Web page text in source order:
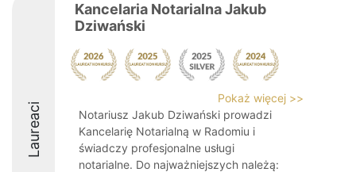
Laureaci
Kancelaria Notarialna Jakub
Dziwański
Pokaż więcej >>
Notariusz Jakub Dziwański prowadzi
Kancelarię Notarialną w Radomiu i
świadczy profesjonalne usługi
notarialne. Do najważniejszych należą: